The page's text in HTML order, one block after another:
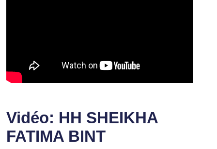
Vidéo: HH SHEIKHA
FATIMA BINT